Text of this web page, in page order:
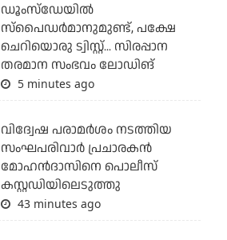
ഡൂംസ്‌ഡേയില്‍
സ്‌പൈഡര്‍മാനുമുണ്ട്, പക്ഷേ
ചെറിയൊരു ട്വിസ്റ്റ്... സിരപ്പാന
തരമാന സംഭവം ലോഡിങ്
5 minutes ago
വിദ്വേഷ പരാമര്‍ശം നടത്തിയ
സംഘപരിവാര്‍ പ്രചാരകന്‍
മോഹന്‍ദാസിനെ പൊലീസ്
കസ്റ്റഡിയിലെടുത്തു
43 minutes ago